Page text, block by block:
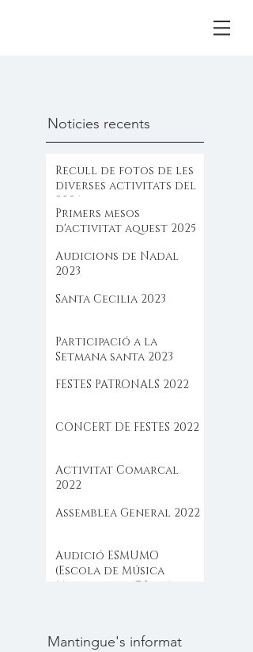
Noticies recents
Recull de fotos de les
diverses activitats del
2025
Primers mesos
d'activitat aquest 2025
Audicions de Nadal
2023
Santa Cecilia 2023
Participació a la
Setmana santa 2023
FESTES PATRONALS 2022
CONCERT DE FESTES 2022
Activitat Comarcal
2022
Assemblea General 2022
Audició ESMUMO
(Escola de Música
Moderna de Câlig)
Mantingue's informat